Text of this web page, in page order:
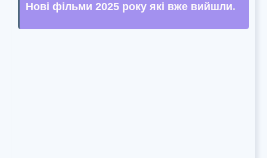
Нові фільми 2025 року які вже вийшли.